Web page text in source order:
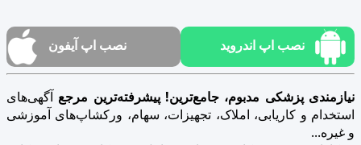
نصب اپ اندروید نصب اپ آیفون
نیازمندی پزشکی مدبوم، جامع‌ترین! پیشرفته‌ترین مرجع آگهی‌های
استخدام و کاریابی، املاک، تجهیزات، سهام، ورکشاپ‌های آموزشی
و غیره...